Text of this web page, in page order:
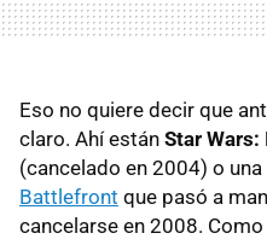
Eso no quiere decir que
claro. Ahí están Star
(cancelado en 2004) o
Battlefront que pasó a
cancelarse en 2008.